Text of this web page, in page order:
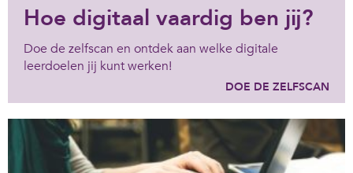
Hoe digitaal vaardig ben jij?
Doe de zelfscan en ontdek aan welke digitale
leerdoelen jij kunt werken!
DOE DE ZELFSCAN